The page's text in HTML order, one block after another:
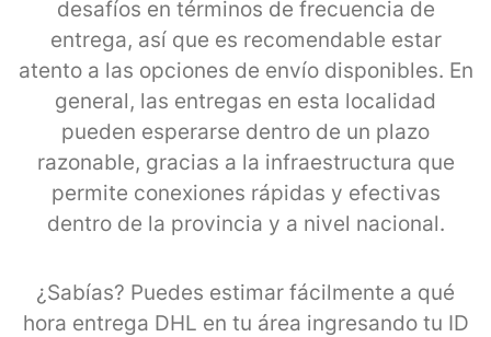
desafíos en términos de frecuencia de
entrega, así que es recomendable estar
atento a las opciones de envío disponibles. En
general, las entregas en esta localidad
pueden esperarse dentro de un plazo
razonable, gracias a la infraestructura que
permite conexiones rápidas y efectivas
dentro de la provincia y a nivel nacional.
¿Sabías? Puedes estimar fácilmente a qué
hora entrega DHL en tu área ingresando tu ID